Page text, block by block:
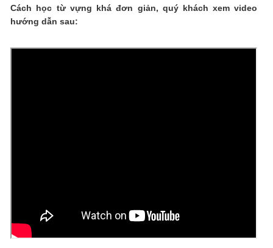
Cách học từ vựng khá đơn giản, quý khách xem video
hướng dẫn sau: